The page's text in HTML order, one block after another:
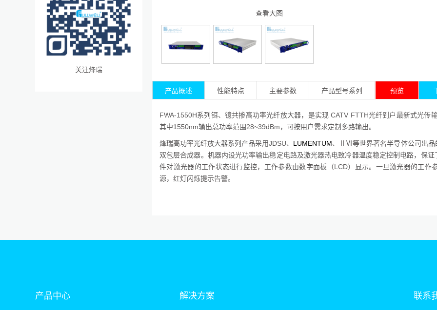
关注烽瑞
查看大图
产品概述 性能特点 主要参数 产品型号系列 预览
FWA-1550H系列铒、镱共掺高功率光纤放大器，是实现 CATV FTTH光纤到户最新式光
其中1550nm输出总功率范围28~39dBm，可按用户需求定制多路输出。
烽瑞高功率光纤放大器系列产品采用JDSU、 LUMENTUM、ⅡⅥ等世界著名半导体公司出品
双包层合成器。机器内设光功率输出稳定电路及激光器热电致冷器温度稳定控制电路，保
件对激光器的工作状态进行监控，工作参数由数字面板（LCD）显示。一旦激光器的工
源，红灯闪烁提示告警。
产品中心 解决方案 联系